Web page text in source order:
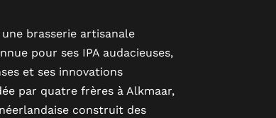
brasserie artisanale
pour ses IPA audacieuses,
et ses innovations
par quatre frères à Alkmaar,
construit des